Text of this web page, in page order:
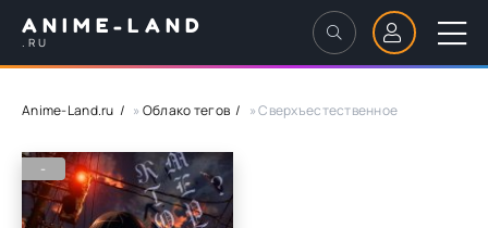
ANIME-LAND
.RU
Anime-Land.ru » Облако тегов » Сверхъестественное
-